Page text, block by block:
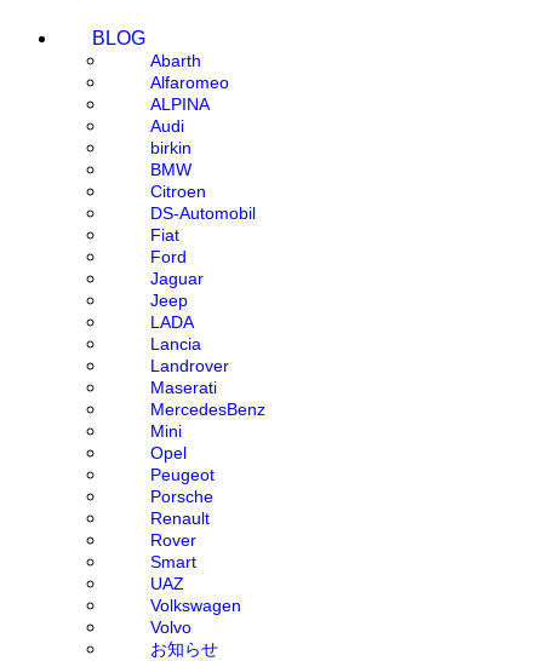
BLOG
Abarth
Alfaromeo
ALPINA
Audi
birkin
BMW
Citroen
DS-Automobil
Fiat
Ford
Jaguar
Jeep
LADA
Lancia
Landrover
Maserati
MercedesBenz
Mini
Opel
Peugeot
Porsche
Renault
Rover
Smart
UAZ
Volkswagen
Volvo
お知らせ